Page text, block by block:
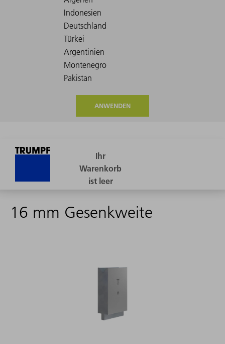
ANWENDEN
16 mm Gesenkweite